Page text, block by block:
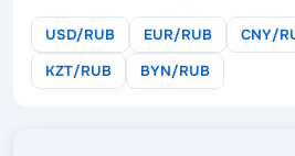
USD/RUB EUR/RUB CNY/
KZT/RUB
BYN/RUB